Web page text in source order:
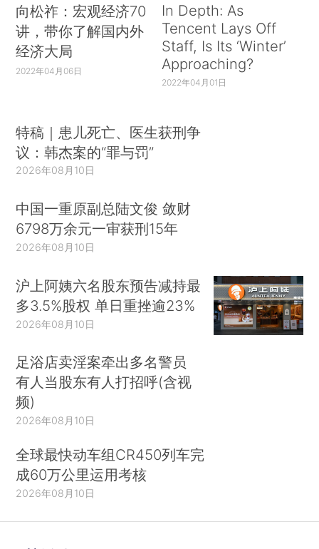
向松祚：宏观经济70
讲，带你了解国内外
经济大局
2022年04月06日
In Depth: As
Tencent Lays Off
Staff, Is Its ‘Winter’
Approaching?
2022年04月01日
特稿｜患儿死亡、医生获刑争
议：韩杰案的“罪与罚”
2026年08月10日
中国一重原副总陆文俊 敛财
6798万余元一审获刑15年
2026年08月10日
沪上阿姨六名股东预告减持最
多3.5%股权 单日重挫逾23%
2026年08月10日
足浴店卖淫案牵出多名警员
有人当股东有人打招呼(含视
频)
2026年08月10日
全球最快动车组CR450列车完
成60万公里运用考核
2026年08月10日